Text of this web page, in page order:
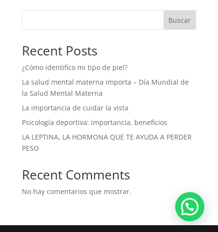
Buscar
Recent Posts
¿Cómo identifico mi tipo de piel?
La salud mental materna importa – Día Mundial de
la Salud Mental Materna
La importancia de cuidar la vista
Psicología deportiva: importancia, beneficios
LA LEPTINA, LA HORMONA QUE TE AYUDA A PERDER
PESO
Recent Comments
No hay comentarios que mostrar.